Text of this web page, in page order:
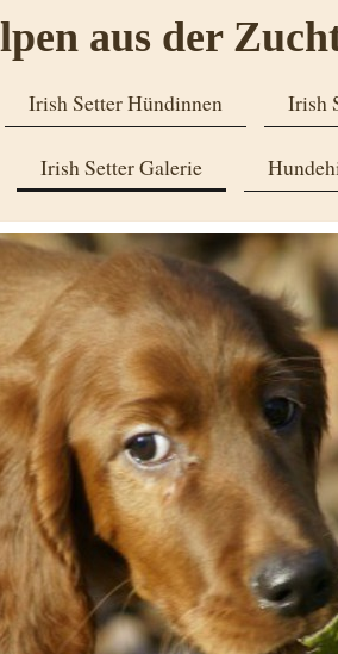
aus der
Irish Setter Hündinnen Irish
Irish Setter Galerie